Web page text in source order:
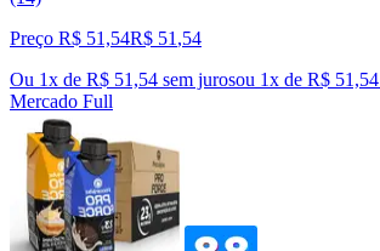
Preço R$ 51,54R$ 51,54
Ou 1x de R$ 51,54 sem jurosou 1x de R$ 51,54
Mercado Full